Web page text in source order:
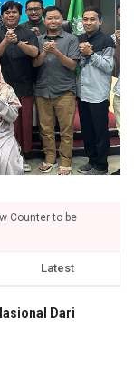
Counter to be
Latest
Dari